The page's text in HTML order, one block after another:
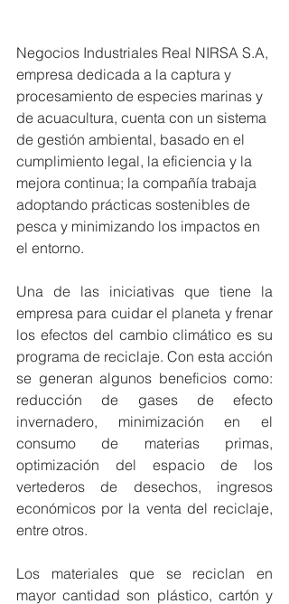
Negocios Industriales Real NIRSA S.A,
empresa dedicada a la captura y
procesamiento de especies marinas y
de acuacultura, cuenta con un sistema
de gestión ambiental, basado en el
cumplimiento legal, la eficiencia y la
mejora continua; la compañía trabaja
adoptando prácticas sostenibles de
pesca y minimizando los impactos en
el entorno.
Una de las iniciativas que tiene la
empresa para cuidar el planeta y frenar
los efectos del cambio climático es su
programa de reciclaje. Con esta acción
se generan algunos beneficios como:
reducción de gases de efecto
invernadero, minimización en el
consumo de materias primas,
optimización del espacio de los
vertederos de desechos, ingresos
económicos por la venta del reciclaje,
entre otros.
Los materiales que se reciclan en
mayor cantidad son plástico, cartón y